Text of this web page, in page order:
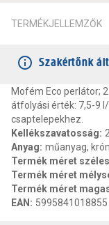
TERMÉKJELLEMZŐK
Szakértőnk
Mofém Eco perlátor;
átfolyási érték: 7,5-9
csaptelepekhez.
Kellékszavatosság:
Anyag: műanyag,
Termék méret
Termék méret
Termék méret
EAN : 5995841018855